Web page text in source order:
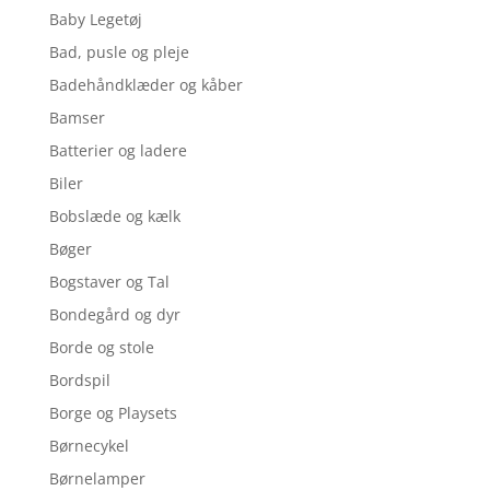
Baby Legetøj
Bad, pusle og pleje
Badehåndklæder og kåber
Bamser
Batterier og ladere
Biler
Bobslæde og kælk
Bøger
Bogstaver og Tal
Bondegård og dyr
Borde og stole
Bordspil
Borge og Playsets
Børnecykel
Børnelamper